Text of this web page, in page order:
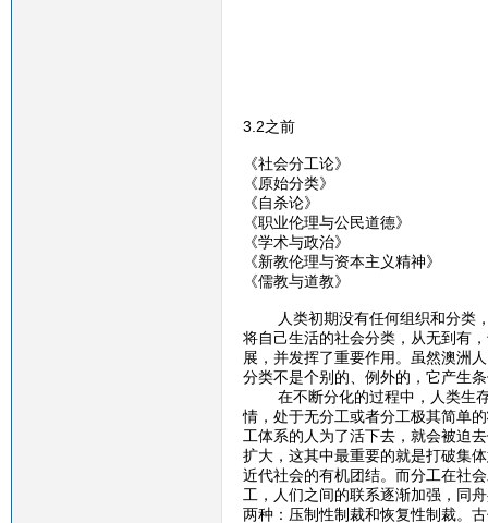
3.2之前
《社会分工论》
《原始分类》
《自杀论》
《职业伦理与公民道德》
《学术与政治》
《新教伦理与资本主义精神》
《儒教与道教》
人类初期没有任何组织和分类，
将自己生活的社会分类，从无到有
展，并发挥了重要作用。虽然澳洲
分类不是个别的、例外的，它产生
在不断分化的过程中，人类生存
情，处于无分工或者分工极其简单
工体系的人为了活下去，就会被迫
扩大，这其中最重要的就是打破集
近代社会的有机团结。而分工在社
工，人们之间的联系逐渐加强，同
两种：压制性制裁和恢复性制裁。